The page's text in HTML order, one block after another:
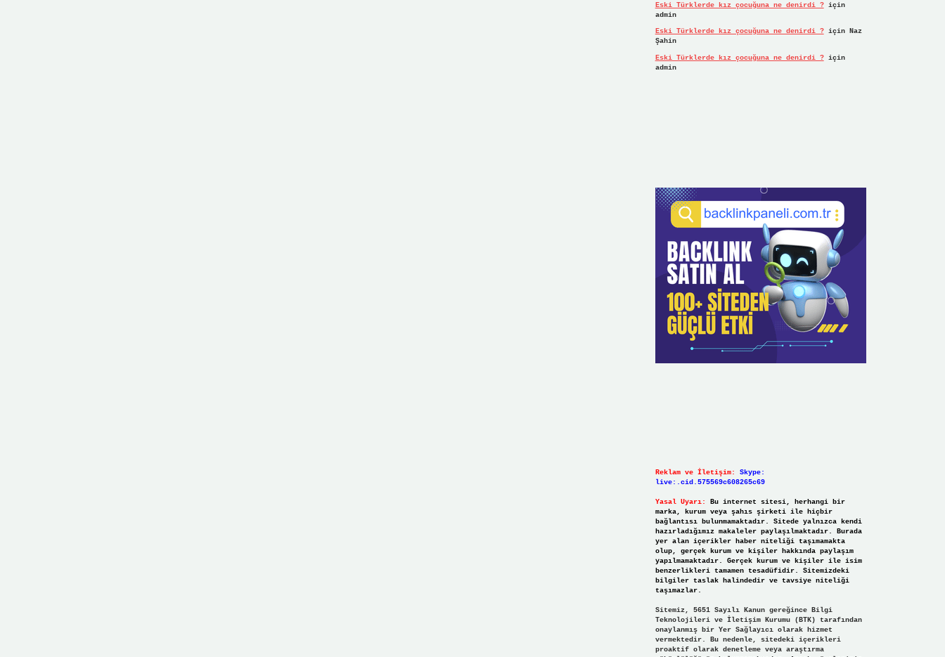
Eski Türklerde kız çocuğuna ne denirdi ?için
admin
Eski Türklerde kız çocuğuna ne denirdi ?için Naz
Şahin
Eski Türklerde kız çocuğuna ne denirdi ?için
admin
Reklam ve İletişim:
Skype:
live:.cid.575569c608265c69
Yasal Uyarı:
Bu internet sitesi, herhangi bir
marka, kurum veya şahıs şirketi ile hiçbir
bağlantısı bulunmamaktadır. Sitede yalnızca kendi
hazırladığımız makaleler paylaşılmaktadır. Burada
yer alan içerikler haber niteliği taşımamakta
olup, gerçek kurum ve kişiler hakkında paylaşım
yapılmamaktadır. Gerçek kurum ve kişiler ile isim
benzerlikleri tamamen tesadüfidir. Sitemizdeki
bilgiler taslak halindedir ve tavsiye niteliği
taşımazlar.
Sitemiz, 5651 Sayılı Kanun gereğince Bilgi
Teknolojileri ve İletişim Kurumu (BTK) tarafından
onaylanmış bir Yer Sağlayıcı olarak hizmet
vermektedir. Bu nedenle, sitedeki içerikleri
proaktif olarak denetleme veya araştırma